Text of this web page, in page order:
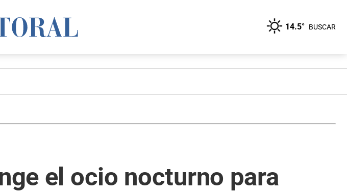
14.5° BUSCAR
el ocio nocturno para